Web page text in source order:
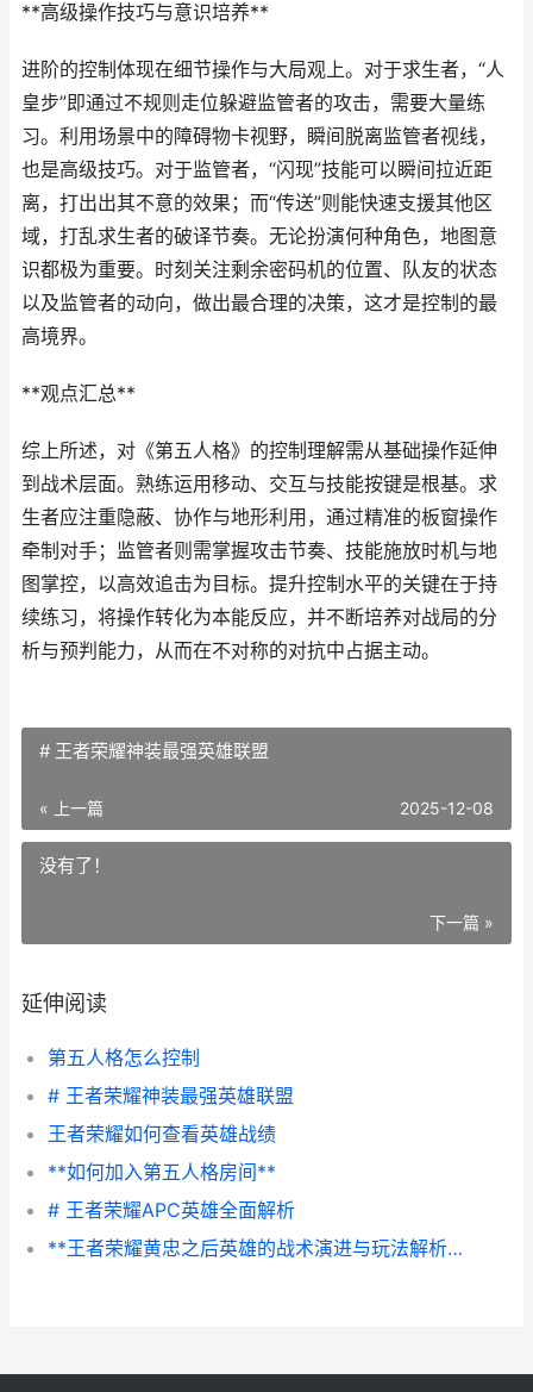
**高级操作技巧与意识培养**
进阶的控制体现在细节操作与大局观上。对于求生者，“人
皇步”即通过不规则走位躲避监管者的攻击，需要大量练
习。利用场景中的障碍物卡视野，瞬间脱离监管者视线，
也是高级技巧。对于监管者，“闪现”技能可以瞬间拉近距
离，打出出其不意的效果；而“传送”则能快速支援其他区
域，打乱求生者的破译节奏。无论扮演何种角色，地图意
识都极为重要。时刻关注剩余密码机的位置、队友的状态
以及监管者的动向，做出最合理的决策，这才是控制的最
高境界。
**观点汇总**
综上所述，对《第五人格》的控制理解需从基础操作延伸
到战术层面。熟练运用移动、交互与技能按键是根基。求
生者应注重隐蔽、协作与地形利用，通过精准的板窗操作
牵制对手；监管者则需掌握攻击节奏、技能施放时机与地
图掌控，以高效追击为目标。提升控制水平的关键在于持
续练习，将操作转化为本能反应，并不断培养对战局的分
析与预判能力，从而在不对称的对抗中占据主动。
# 王者荣耀神装最强英雄联盟
« 上一篇 2025-12-08
没有了！
下一篇 »
延伸阅读
第五人格怎么控制
# 王者荣耀神装最强英雄联盟
王者荣耀如何查看英雄战绩
**如何加入第五人格房间**
# 王者荣耀APC英雄全面解析
**王者荣耀黄忠之后英雄的战术演进与玩法解析**